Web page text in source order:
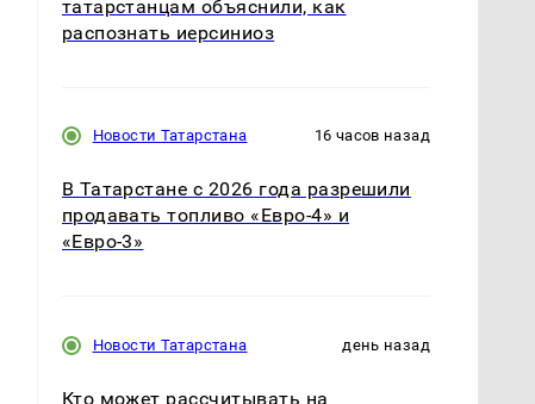
татарстанцам объяснили, как
распознать иерсиниоз
Новости Татарстана 16 часов назад
В Татарстане с 2026 года разрешили
продавать топливо «Евро-4» и
«Евро-3»
Новости Татарстана день назад
Кто может рассчитывать на